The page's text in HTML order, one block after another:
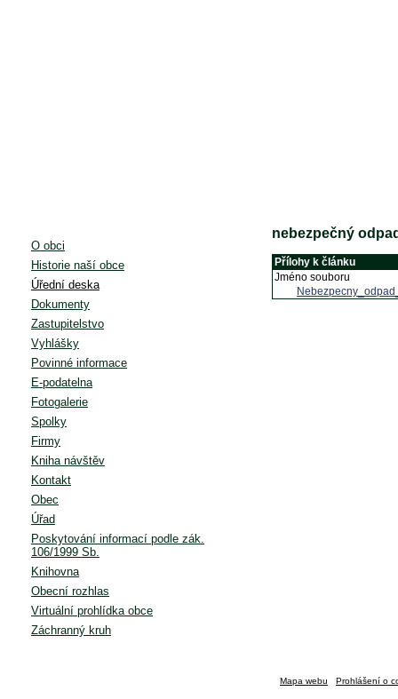
O obci
Historie naší obce
Úřední deska
Dokumenty
Zastupitelstvo
Vyhlášky
Povinné informace
E-podatelna
Fotogalerie
Spolky
Firmy
Kniha návštěv
Kontakt
Obec
Úřad
Poskytování informací podle zák.
106/1999 Sb.
Knihovna
Obecní rozhlas
Virtuální prohlídka obce
Záchranný kruh
nebezpečný
Přílohy k článku
Jméno souboru
Mapa webu Prohlášení o